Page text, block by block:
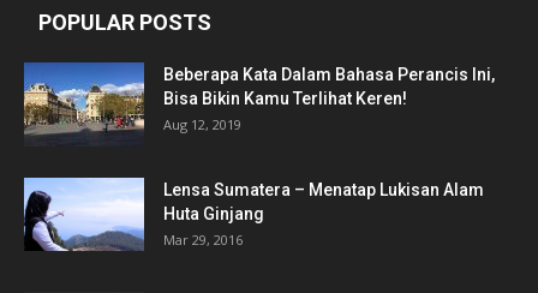
POPULAR POSTS
Beberapa Kata Dalam Bahasa Perancis Ini,
Bisa Bikin Kamu Terlihat Keren!
Aug 12, 2019
Lensa Sumatera – Menatap Lukisan Alam
Huta Ginjang
Mar 29, 2016